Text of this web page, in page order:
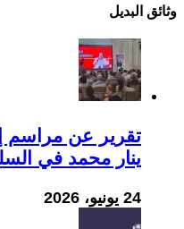
وثائق البدیل
تقرير عن مراسم
ينار محمد في
24 يونيو، 2026